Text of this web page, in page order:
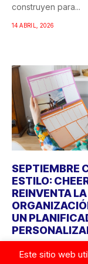
construyen para...
14 ABRIL, 2026
SEPTIEMBRE
ESTILO:
REINVENTA LA
UN
trae consigo esa
Este sitio web